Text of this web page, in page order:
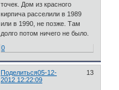
точек. Дом из красного
кирпича расселили в 1989
или в 1990, не позже. Там
долго потом ничего не было.
0
Поделиться 13
05-12-
2012 12:22:09